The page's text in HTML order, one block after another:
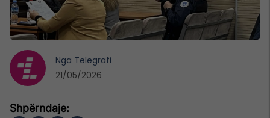
Nga Telegrafi
21/05/2026